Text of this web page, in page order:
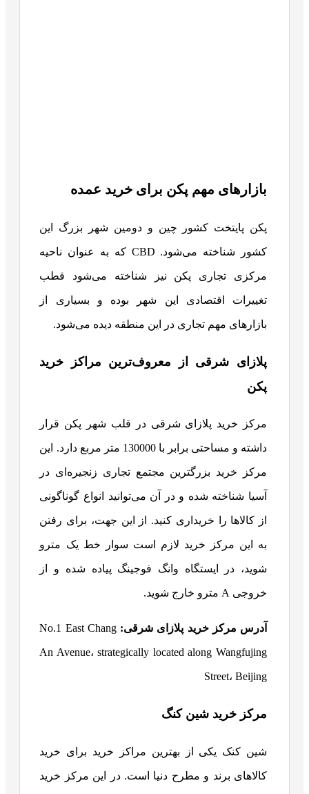
بازارهای مهم پکن برای خرید عمده
پکن پایتخت کشور چین و دومین شهر بزرگ این
کشور شناخته می‌شود. CBD که به عنوان ناحیه
مرکزی تجاری پکن نیز شناخته می‌شود قطب
تغییرات اقتصادی این شهر بوده و بسیاری از
بازارهای مهم تجاری در این منطقه دیده می‌شود.
پلازای شرقی از معروف‌ترین مراکز خرید
پکن
مرکز خرید پلازای شرقی در قلب شهر پکن قرار
داشته و مساحتی برابر با 130000 متر مربع دارد. این
مرکز خرید بزرگترین مجتمع تجاری زنجیره‌ای در
آسیا شناخته شده و در آن می‌توانید انواع گوناگونی
از کالاها را خریداری کنید. از این جهت، برای رفتن
به این مرکز خرید لازم است سوار خط یک مترو
شوید، در ایستگاه وانگ فوجینگ پیاده شده و از
خروجی A مترو خارج شوید.
آدرس مرکز خرید پلازای شرقی:No.1 East Chang
An Avenue، strategically located along Wangfujing
Street، Beijing
مرکز خرید شین کنگ
شین کنک یکی از بهترین مراکز خرید برای خرید
کالاهای برند و مطرح دنیا است. در این مرکز خرید